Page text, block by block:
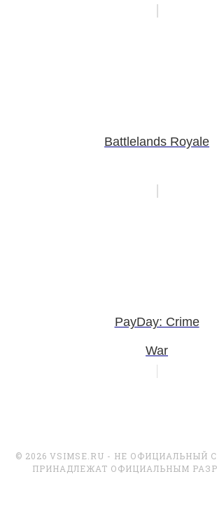
Battlelands Royale
PayDay: Crime
War
© 2026 VSIMSE.RU - НЕ ОФИЦИАЛЬНЫЙ
ПРИНАДЛЕЖАТ ОФИЦИАЛЬНЫМ